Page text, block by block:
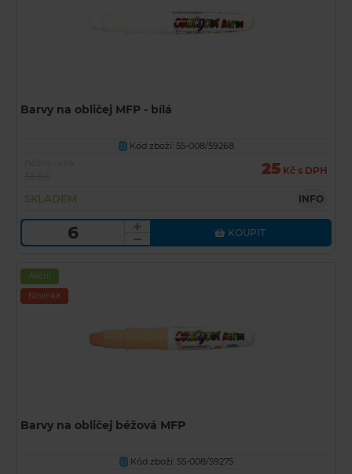
Barvy na obličej MFP - bílá
U Kód zboží: 55-008/59268
25 Kč s DPH
SKLADEM INFO
KOUPIT
Akční
Novinka
Barvy na obličej béžová MFP
U Kód zboží: 55-008/59275